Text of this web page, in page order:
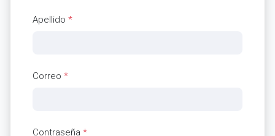
Apellido *
Correo *
Contraseña *